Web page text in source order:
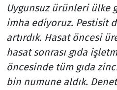
Uygunsuz ürünleri ülke
imha ediyoruz. Pestisit
artırdık. Hasat öncesi
hasat sonrası gıda
öncesinde tüm gıda
bin numune aldık.